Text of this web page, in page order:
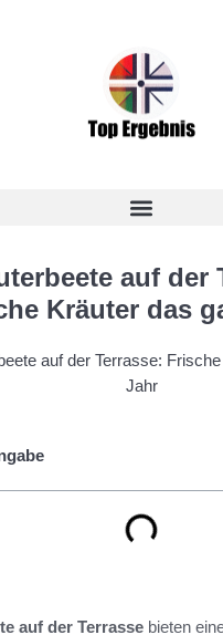
auf der
Kräuter das
auf der Terrasse bieten